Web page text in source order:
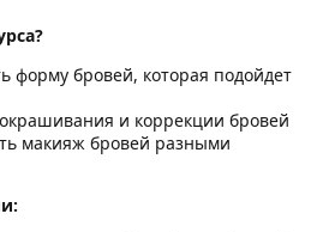
форму бровей, которая подойдет
и коррекции бровей
макияж бровей разными